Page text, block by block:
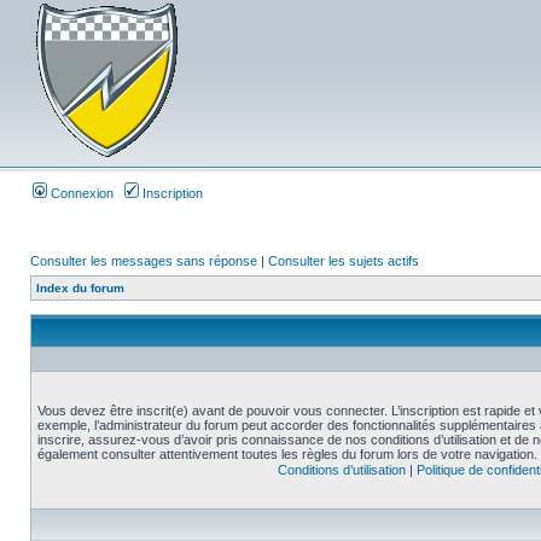
Connexion Inscription
Consulter les messages sans réponse | Consulter les sujets actifs
Index du forum
Vous devez être inscrit(e) avant de pouvoir vous connecter. L’inscription est rapide
exemple, l’administrateur du forum peut accorder des fonctionnalités
inscrire, assurez-vous d’avoir pris connaissance de nos conditions d’utilisation et de
également consulter attentivement toutes les règles du forum lors de votre navigation.
Conditions d’utilisation| Politique de